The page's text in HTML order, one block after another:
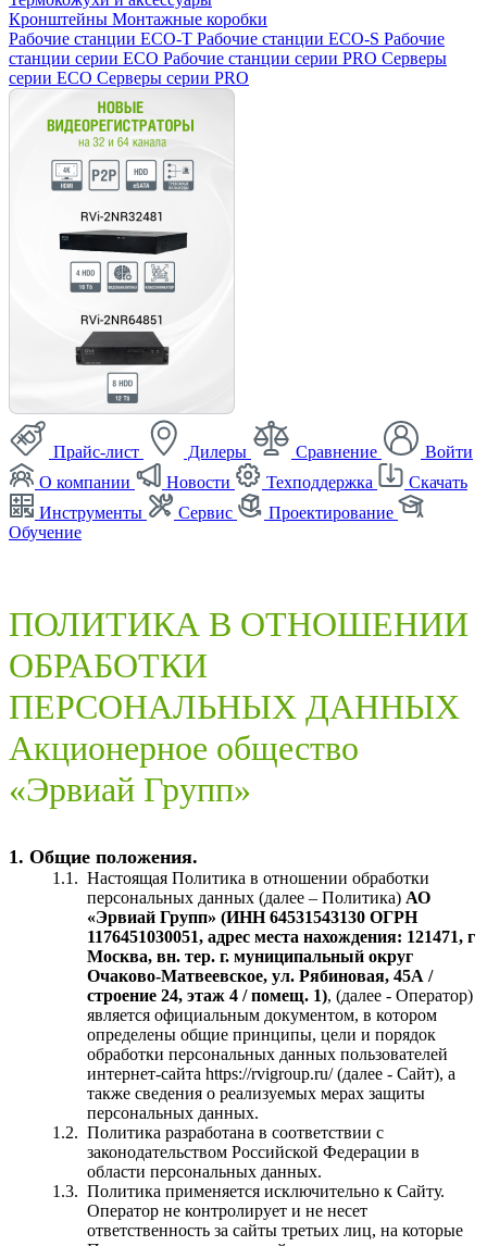
Кронштейны Монтажные коробки
Рабочие станции ECO-T Рабочие станции ECO-S Рабочие
станции серии ECO Рабочие станции серии PRO Серверы
серии ECO Серверы серии PRO
Прайс-лист Дилеры Сравнение
Войти
О компании
Новости Техподдержка
Скачать
Инструменты
Сервис
Проектирование
Обучение
ПОЛИТИКА В ОТНОШЕНИИ
ОБРАБОТКИ
ПЕРСОНАЛЬНЫХ ДАННЫХ
Акционерное общество
«Эрвиай Групп»
1. Общие положения.
1.1. Настоящая Политика в отношении обработки
персональных данных (далее – Политика) АО
«Эрвиай Групп» (ИНН 64531543130 ОГРН
1176451030051, адрес места нахождения: 121471, г
Москва, вн. тер. г. муниципальный округ
Очаково-Матвеевское, ул. Рябиновая, 45А /
строение 24, этаж 4 / помещ. 1), (далее - Оператор)
является официальным документом, в котором
определены общие принципы, цели и порядок
обработки персональных данных пользователей
интернет-сайта https://rvigroup.ru/ (далее - Сайт), а
также сведения о реализуемых мерах защиты
персональных данных.
1.2. Политика разработана в соответствии с
законодательством Российской Федерации в
области персональных данных.
1.3. Политика применяется исключительно к Сайту.
Оператор не контролирует и не несет
ответственность за сайты третьих лиц, на которые